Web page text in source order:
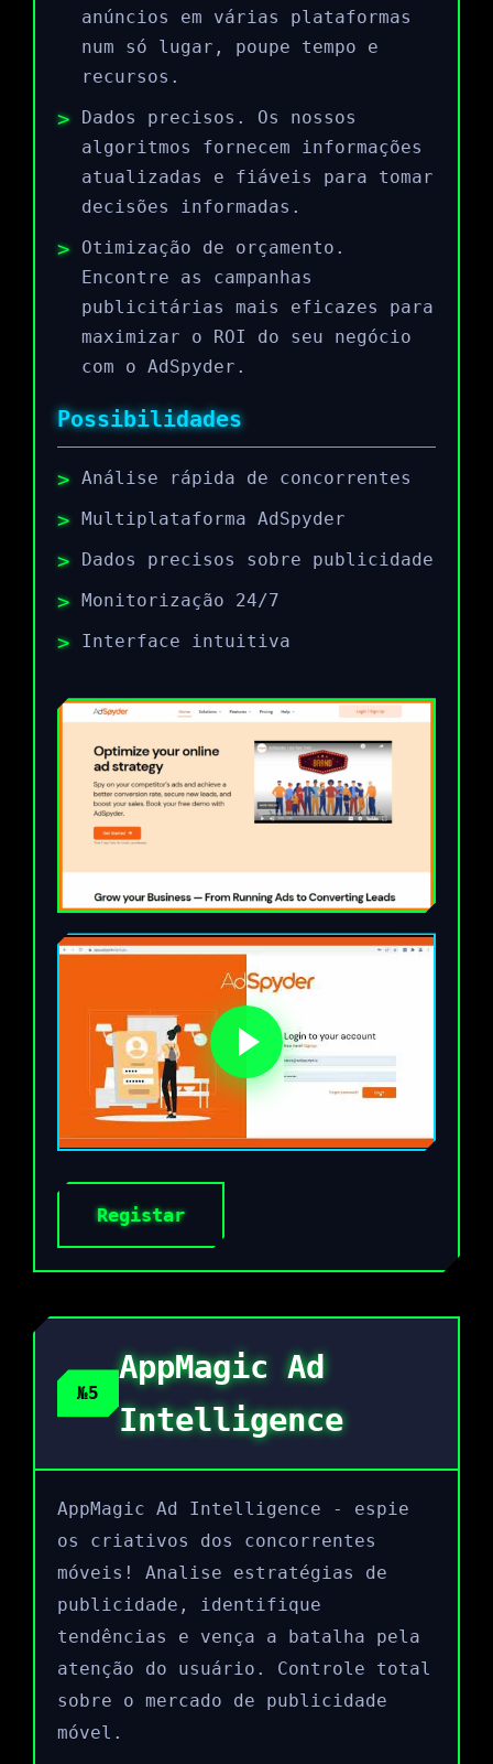
anúncios em várias plataformas
num só lugar, poupe tempo e
recursos.
Dados precisos. Os nossos
algoritmos fornecem informações
atualizadas e fiáveis para tomar
decisões informadas.
Otimização de orçamento.
Encontre as campanhas
publicitárias mais eficazes para
maximizar o ROI do seu negócio
com o AdSpyder.
Possibilidades
Análise rápida de concorrentes
Multiplataforma AdSpyder
Dados precisos sobre publicidade
Monitorização 24/7
Interface intuitiva
Registar
№5
AppMagic Ad
Intelligence
AppMagic Ad Intelligence - espie
os criativos dos concorrentes
móveis! Analise estratégias de
publicidade, identifique
tendências e vença a batalha pela
atenção do usuário. Controle total
sobre o mercado de publicidade
móvel.